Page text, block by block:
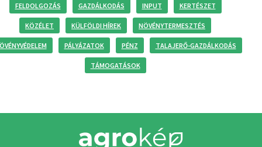
FELDOLGOZÁS GAZDÁLKODÁS INPUT KERTÉSZET
KÖZÉLET KÜLFÖLDI HÍREK NÖVÉNYTERMESZTÉS
PÁLYÁZATOK PÉNZ TALAJERŐ-GAZDÁLKODÁS
TÁMOGATÁSOK